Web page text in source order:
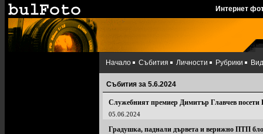
Интернет
Начало Събития Личности Рубрики
Събития за 5.6.2024
Служебният премиер Димитър Главчев
05.06.2024
Градушка, паднали дървета и верижно ПТП